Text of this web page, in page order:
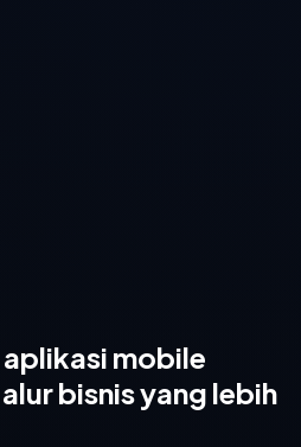
mobile
bisnis yang lebih